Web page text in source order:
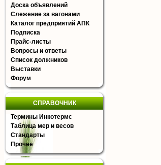
Доска объявлений
Слежение за вагонами
Каталог предприятий АПК
Подписка
Прайс-листы
Вопросы и ответы
Список должников
Выставки
Форум
СПРАВОЧНИК
Термины Инкотермс
Таблица мер и весов
Стандарты
Прочее